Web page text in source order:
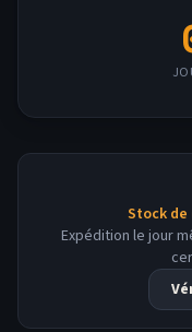
Stock
Expédition le jour